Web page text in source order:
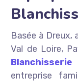
Basée à Dreux,
Val de Loire,
Blanchisserie
entreprise